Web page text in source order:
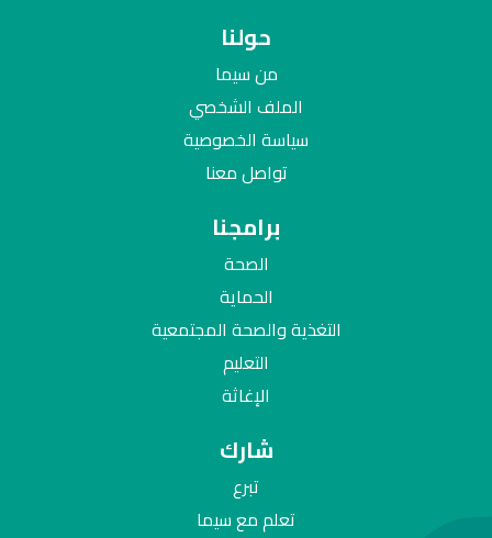
حولنا
من سيما
الملف الشخصي
سياسة الخصوصية
تواصل معنا
برامجنا
الصحة
الحماية
التغذية والصحة المجتمعية
التعليم
الإغاثة
شارك
تبرع
تعلم مع سيما